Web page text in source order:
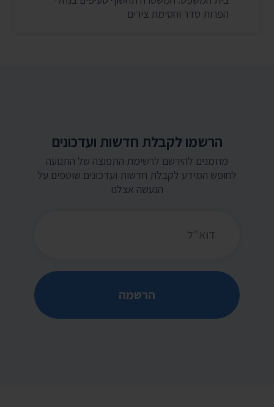
הפרות סדר וחסימת צירים
הרשמו לקבלת חדשות ועדכונים
מוזמנים להירשם לרשימת התפוצה של התנועה
לחופש המידע לקבלת חדשות ועדכונים שוטפים על
הנעשה אצלנו
הרשמה